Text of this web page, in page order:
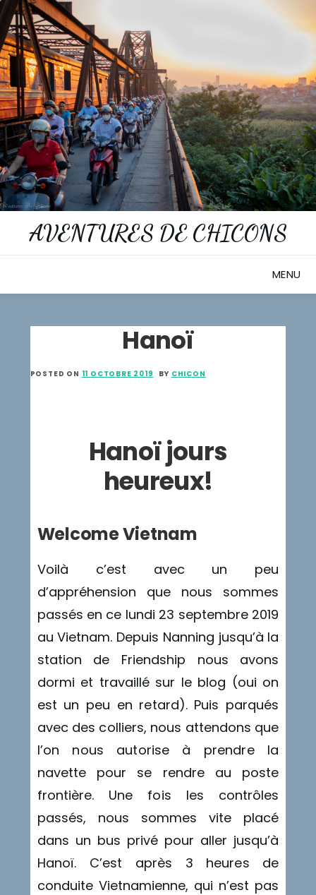
Skip
to
content
AVENTURES DE CHICONS
MENU
Hanoï
POSTED ON 11 OCTOBRE 2019 BY CHICON
Hanoï jours
heureux!
Welcome Vietnam
Voilà c’est avec un peu
d’appréhension que nous sommes
passés en ce lundi 23 septembre 2019
au Vietnam. Depuis Nanning jusqu’à la
station de Friendship nous avons
dormi et travaillé sur le blog (oui on
est un peu en retard). Puis parqués
avec des colliers, nous attendons que
l’on nous autorise à prendre la
navette pour se rendre au poste
frontière. Une fois les contrôles
passés, nous sommes vite placé
dans un bus privé pour aller jusqu’à
Hanoï. C’est après 3 heures de
conduite Vietnamienne, qui n’est pas